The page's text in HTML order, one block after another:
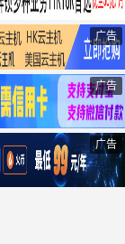
广告
广告
广告